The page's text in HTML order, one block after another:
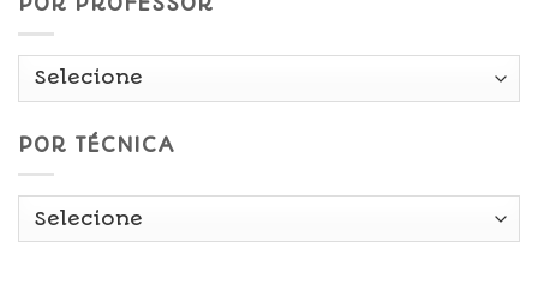
POR TÉCNICA